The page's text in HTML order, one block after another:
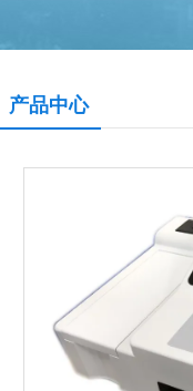
产品中心